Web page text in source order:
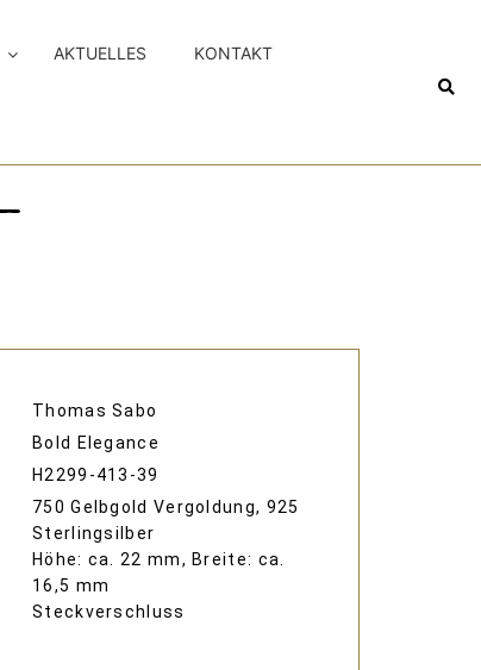
AKTUELLES KONTAKT
Thomas Sabo
Bold Elegance
H2299-413-39
750 Gelbgold Vergoldung, 925
Sterlingsilber
Höhe: ca. 22 mm, Breite: ca.
16,5 mm
Steckverschluss